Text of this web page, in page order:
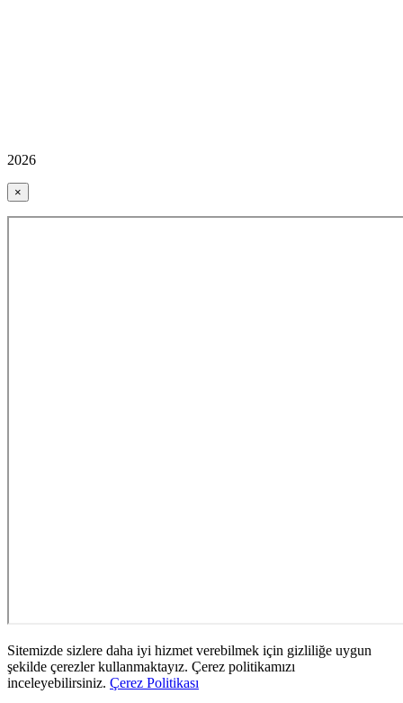
2026
×
Sitemizde sizlere daha iyi hizmet verebilmek için gizliliğe uygun
şekilde çerezler kullanmaktayız. Çerez politikamızı
inceleyebilirsiniz. Çerez Politikası